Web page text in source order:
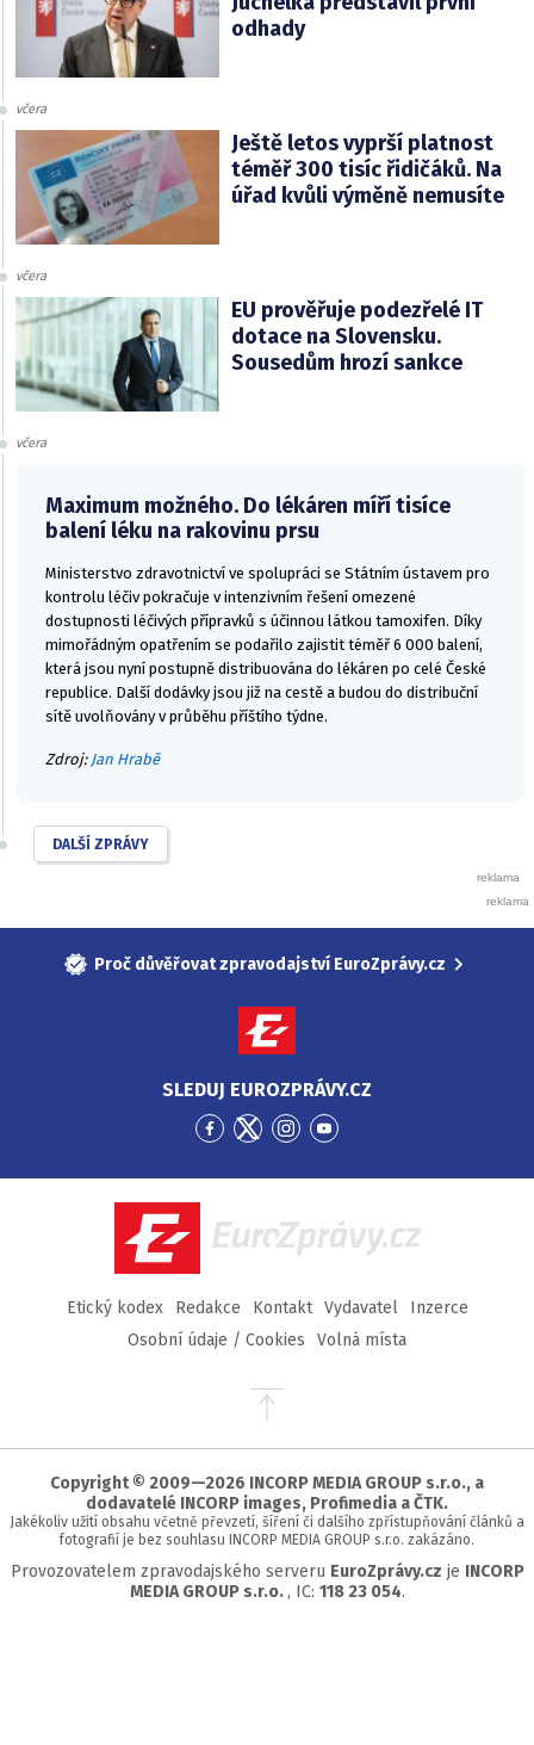
odhady
včera
Ještě letos vyprší platnost
téměř 300 tisíc řidičáků. Na
úřad kvůli výměně nemusíte
včera
EU prověřuje podezřelé IT
dotace na Slovensku.
Sousedům hrozí sankce
včera
Maximum možného. Do lékáren míří tisíce
balení léku na rakovinu prsu
Ministerstvo zdravotnictví ve spolupráci se Státním ústavem pro
kontrolu léčiv pokračuje v intenzivním řešení omezené
dostupnosti léčivých přípravků s účinnou látkou tamoxifen. Díky
mimořádným opatřením se podařilo zajistit téměř 6 000 balení,
která jsou nyní postupně distribuována do lékáren po celé České
republice. Další dodávky jsou již na cestě a budou do distribuční
sítě uvolňovány v průběhu příštího týdne.
Zdroj: Jan Hrabě
DALŠÍ ZPRÁVY
Proč důvěřovat zpravodajství EuroZprávy.cz
SLEDUJ EUROZPRÁVY.CZ
Přejít
Facebook
Přejít
Twitter
Přejít
Instagram
Přejít
YouTube
EuroZprávy.cz
Etický kodex Redakce Kontakt Vydavatel
Inzerce
Osobní údaje / Cookies
Volná místa
Přejít
stránky
Copyright © 2009—2026 INCORP MEDIA GROUP s.r.o., a
dodavatelé INCORP images, Profimedia a ČTK.
Jakékoliv užití obsahu včetně převzetí, šíření či dalšího zpřístupňování článků a
fotografií je bez souhlasu INCORP MEDIA GROUP s.r.o. zakázáno.
Provozovatelem zpravodajského serveru EuroZprávy.cz je INCORP
MEDIA GROUP s.r.o. , IC: 118 23 054.